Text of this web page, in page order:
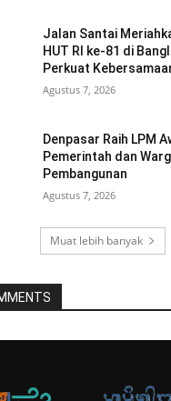
Jalan Santai
HUT RI ke-81 di
Perkuat
Agustus 7, 2026
Denpasar Raih LPM
Pemerintah dan
Pembangunan
Agustus 7, 2026
Muat lebih banyak